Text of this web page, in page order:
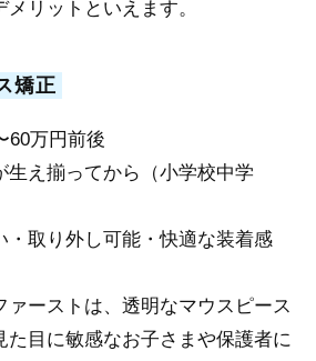
リットといえます。
矯正
60万円前後
生え揃ってから（小学校中学
・取り外し可能・快適な装着感
ァーストは、透明なマウスピース
た目に敏感なお子さまや保護者に